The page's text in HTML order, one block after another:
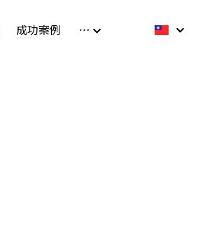
成功案例 …